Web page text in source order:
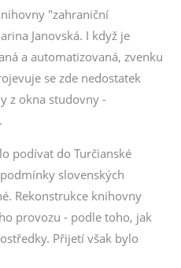
"zahraniční
Janovská. I když je
a automatizovaná, zvenku
se zde nedostatek
z okna studovny -
podívat do Turčianské
slovenských
Rekonstrukce knihovny
provozu - podle toho, jak
Přijetí však bylo